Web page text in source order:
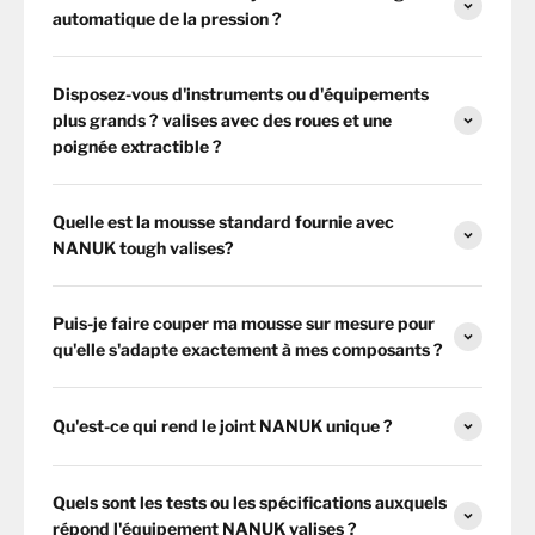
automatique de la pression ?
Disposez-vous d'instruments ou d'équipements
plus grands ? valises avec des roues et une
poignée extractible ?
Quelle est la mousse standard fournie avec
NANUK tough valises?
Puis-je faire couper ma mousse sur mesure pour
qu'elle s'adapte exactement à mes composants ?
Qu'est-ce qui rend le joint NANUK unique ?
Quels sont les tests ou les spécifications auxquels
répond l'équipement NANUK valises ?